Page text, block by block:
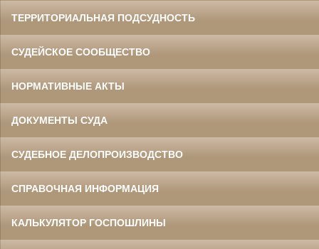
ТЕРРИТОРИАЛЬНАЯ ПОДСУДНОСТЬ
СУДЕЙСКОЕ СООБЩЕСТВО
НОРМАТИВНЫЕ АКТЫ
ДОКУМЕНТЫ СУДА
СУДЕБНОЕ ДЕЛОПРОИЗВОДСТВО
СПРАВОЧНАЯ ИНФОРМАЦИЯ
КАЛЬКУЛЯТОР ГОСПОШЛИНЫ